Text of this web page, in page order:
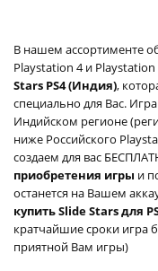
В нашем ассортименте
Playstation 4 и
Stars PS4 (Индия),
специально для Вас.
Индийском регионе
ниже Российского
создаем для вас
приобретения игры и
останется на Вашем
купить Slide Stars для
кратчайшие сроки игра
приятной Вам игры)